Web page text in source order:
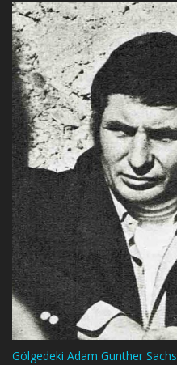
Gölgedeki Adam Gunther Sachs